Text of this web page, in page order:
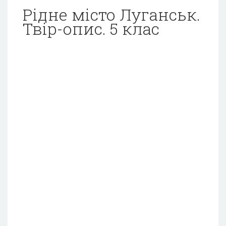
Рідне місто Луганськ.
Твір-опис. 5 клас